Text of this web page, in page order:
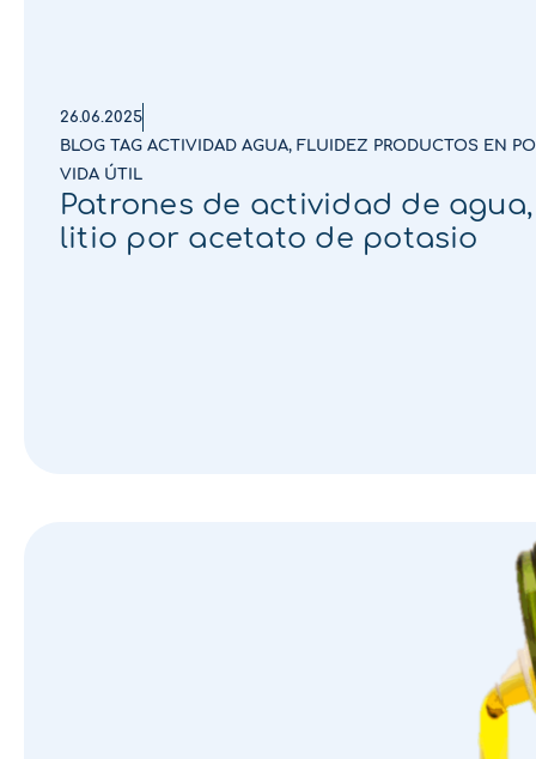
26.06.2025
BLOG TAG ACTIVIDAD AGUA, FLUIDEZ PRODUCTOS EN
VIDA ÚTIL
Patrones de actividad de
litio por acetato de potasio